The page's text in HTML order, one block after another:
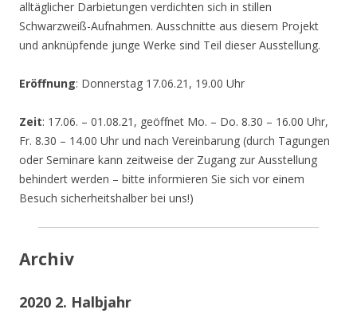
alltäglicher Darbietungen verdichten sich in stillen
Schwarzweiß-Aufnahmen. Ausschnitte aus diesem Projekt
und anknüpfende junge Werke sind Teil dieser Ausstellung.
Eröffnung: Donnerstag 17.06.21, 19.00 Uhr
Zeit: 17.06. – 01.08.21, geöffnet Mo. – Do. 8.30 – 16.00 Uhr,
Fr. 8.30 – 14.00 Uhr und nach Vereinbarung (durch Tagungen
oder Seminare kann zeitweise der Zugang zur Ausstellung
behindert werden – bitte informieren Sie sich vor einem
Besuch sicherheitshalber bei uns!)
Archiv
2020 2. Halbjahr